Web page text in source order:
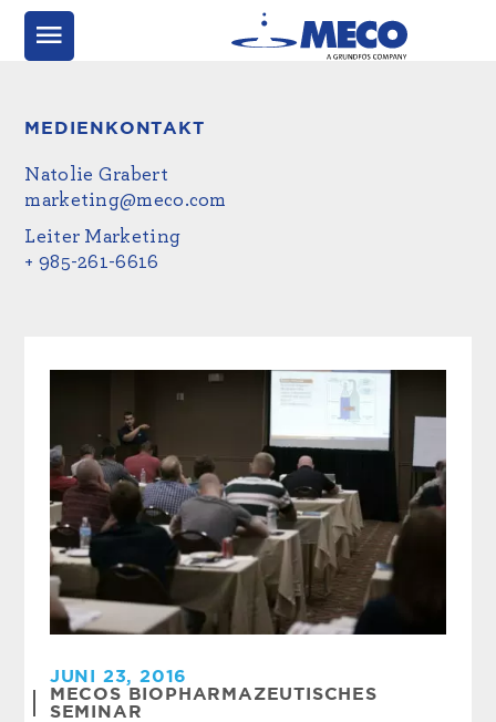
MEDIENKONTAKT
Natolie Grabert
marketing@meco.com
Leiter Marketing
+ 985-261-6616
JUNI 23, 2016
MECOS BIOPHARMAZEUTISCHES
SEMINAR